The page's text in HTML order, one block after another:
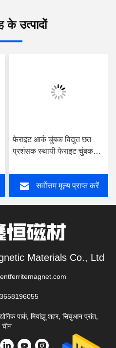
के उत्पादों
फेराइट आर्क चुंबक विद्युत छत
प्रशंसक स्थायी फेराइट चुंबक
सर्वोत्तम मूल्य प्राप्त करें
Materials Co., Ltd
पार्क, मियांझू शहर, सिचुआन प्रांत,
चीन